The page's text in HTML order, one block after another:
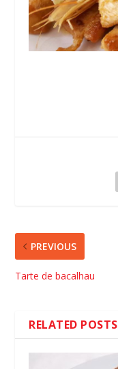
PREVIOUS
Tarte de bacalhau
RELATED POSTS